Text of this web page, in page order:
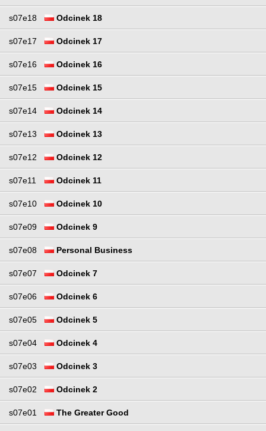
s07e18 Odcinek 18
s07e17 Odcinek 17
s07e16 Odcinek 16
s07e15 Odcinek 15
s07e14 Odcinek 14
s07e13 Odcinek 13
s07e12 Odcinek 12
s07e11 Odcinek 11
s07e10 Odcinek 10
s07e09 Odcinek 9
s07e08 Personal Business
s07e07 Odcinek 7
s07e06 Odcinek 6
s07e05 Odcinek 5
s07e04 Odcinek 4
s07e03 Odcinek 3
s07e02 Odcinek 2
s07e01 The Greater Good